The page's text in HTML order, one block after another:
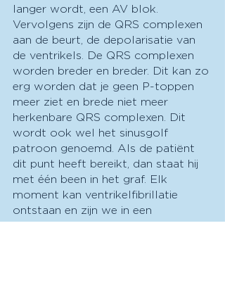
langer wordt, een AV blok.
Vervolgens zijn de QRS complexen
aan de beurt, de depolarisatie van
de ventrikels. De QRS complexen
worden breder en breder. Dit kan zo
erg worden dat je geen P-toppen
meer ziet en brede niet meer
herkenbare QRS complexen. Dit
wordt ook wel het sinusgolf
patroon genoemd. Als de patiënt
dit punt heeft bereikt, dan staat hij
met één been in het graf. Elk
moment kan ventrikelfibrillatie
ontstaan en zijn we in een
reanimatiesetting beland. Deze ECG